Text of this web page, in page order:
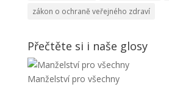
zákon o ochraně veřejného zdraví
Přečtěte si i naše glosy
Manželství pro všechny